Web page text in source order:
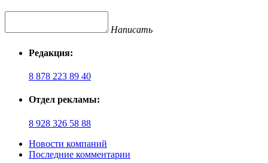
Написать
Редакция:
8 878 223 89 40
Отдел рекламы:
8 928 326 58 88
Новости компаний
Последние комментарии